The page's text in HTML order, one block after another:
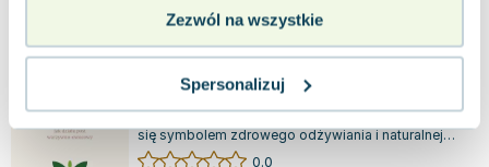
Zezwól na wszystkie
Spersonalizuj
zł
Dieta dr Ewy Dąbrowskiej®. Fenomen
działa post warzywno-owocowy
2019| Ewa Dąbrowska
Przez ostatnie 25 lat, dieta dr Ewy Dąbrowskiej stała
się symbolem zdrowego odżywiania i naturalnej
profilaktyki zdrowotnej. W swo...
0.0